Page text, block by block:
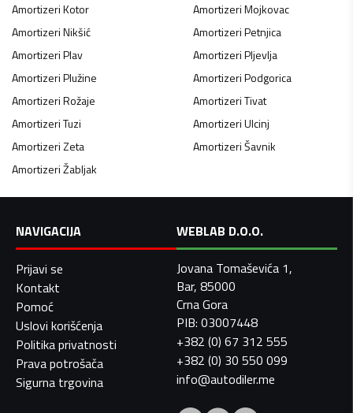
AmortizeriKotor AmortizeriMojkovac
AmortizeriNikšić AmortizeriPetnjica
AmortizeriPlav AmortizeriPljevlja
AmortizeriPlužine AmortizeriPodgorica
AmortizeriRožaje AmortizeriTivat
AmortizeriTuzi AmortizeriUlcinj
AmortizeriZeta AmortizeriŠavnik
AmortizeriŽabljak
NAVIGACIJA
Prijavi se
Kontakt
Pomoć
Uslovi korišćenja
Politika privatnosti
Prava potrošača
Sigurna trgovina
WEBLAB D.O.O.
Jovana Tomaševića 1,
Bar, 85000
Crna Gora
PIB: 03007448
+382 (0) 67 312 555
+382 (0) 30 550 099
info@autodiler.me